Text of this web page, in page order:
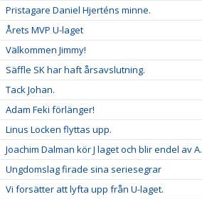
Pristagare Daniel Hjerténs minne.
Årets MVP U-laget
Välkommen Jimmy!
Säffle SK har haft årsavslutning.
Tack Johan.
Adam Feki förlänger!
Linus Locken flyttas upp.
Joachim Dalman kör J laget och blir endel av A.
Ungdomslag firade sina seriesegrar
Vi forsätter att lyfta upp från U-laget.